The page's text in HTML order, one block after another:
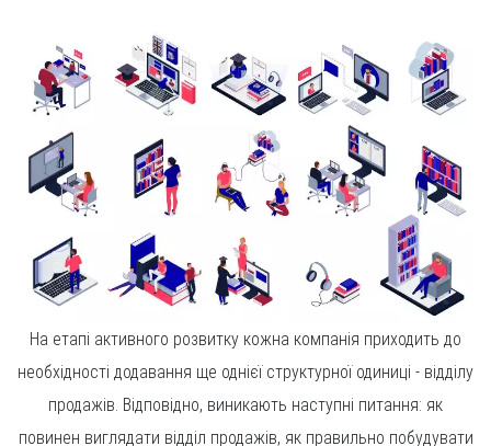
На етапі активного розвитку кожна компанія приходить до
необхідності додавання ще однієї структурної одиниці - відділу
продажів. Відповідно, виникають наступні питання: як
повинен виглядати відділ продажів, як правильно побудувати